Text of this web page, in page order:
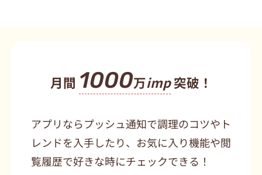
月間 1000万imp突破！
アプリならプッシュ通知で調理のコツやト
レンドを入手したり、お気に入り機能や閲
覧履歴で好きな時にチェックできる！